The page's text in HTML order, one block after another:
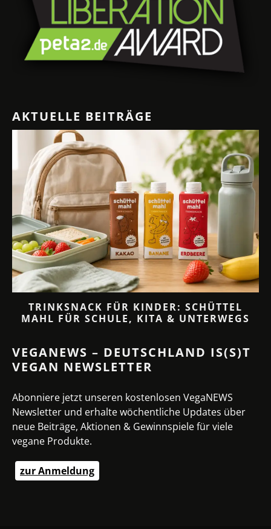
AKTUELLE BEITRÄGE
TRINKSNACK FÜR KINDER: SCHÜTTEL
MAHL FÜR SCHULE, KITA & UNTERWEGS
VEGANEWS – DEUTSCHLAND IS(S)T
VEGAN NEWSLETTER
Abonniere jetzt unseren kostenlosen VegaNEWS
Newsletter und erhalte wöchentliche Updates über
neue Beiträge, Aktionen & Gewinnspiele für viele
vegane Produkte.
zur Anmeldung